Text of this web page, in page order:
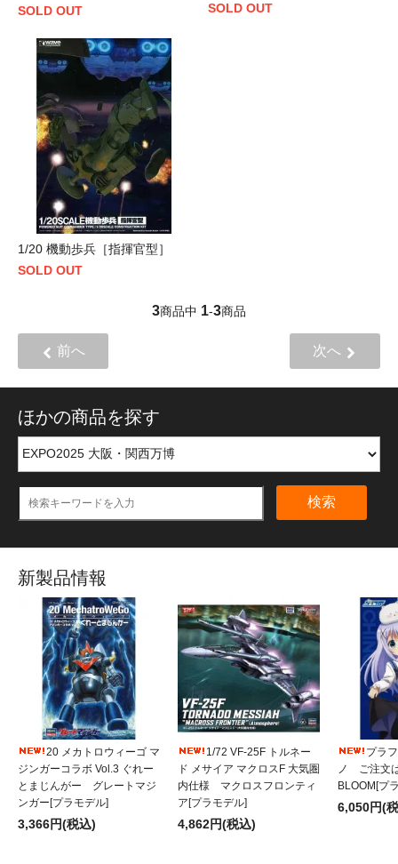
SOLD OUT
SOLD OUT
1/20 機動歩兵［指揮官型］
SOLD OUT
3商品中 1-3商品
前へ 次へ
ほかの商品を探す
検索
新製品情報
20 メカトロウィーゴ マ
ジンガーコラボ Vol.3 ぐれー
とまじんがー グレートマジ
ンガー[プラモデル]
3,366円(税込)
1/72 VF-25F トルネー
ド メサイア マクロスF 大気圏
内仕様 マクロスフロンティ
ア[プラモデル]
4,862円(税込)
プラ
ノ ご注文
BLOOM[プ
6,050円(